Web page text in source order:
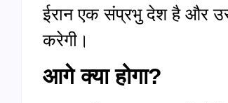
ईरान एक संप्रभु देश है और
करेगी।
आगे क्या होगा?